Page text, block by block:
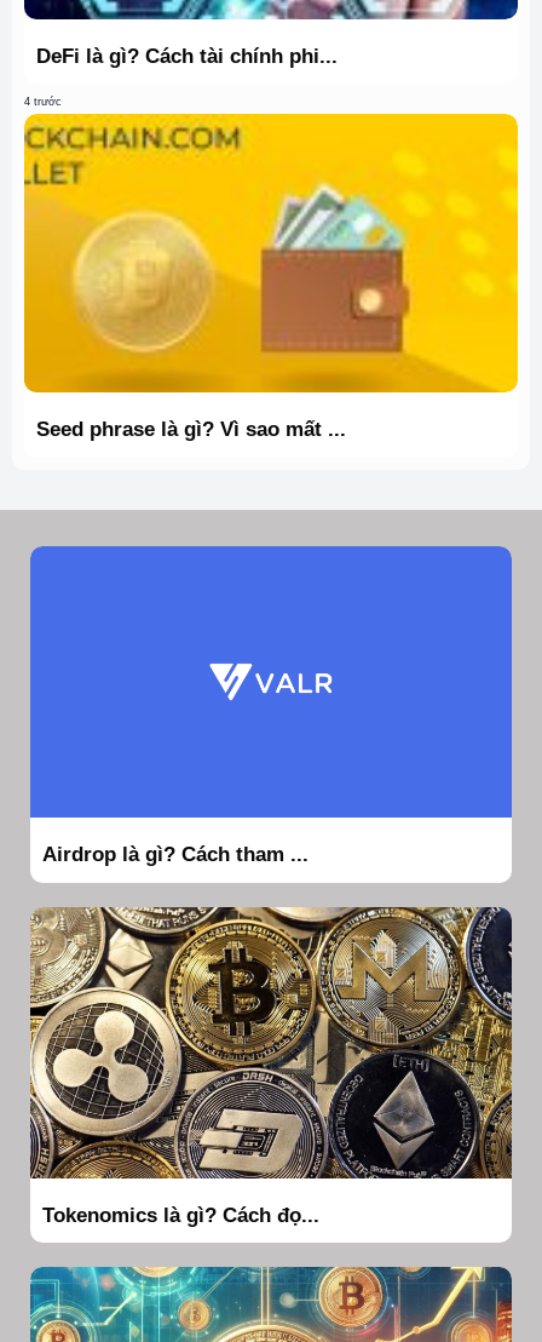
DeFi là gì? Cách tài chính phi...
4 trước
Seed phrase là gì? Vì sao mất ...
Airdrop là gì? Cách tham ...
Tokenomics là gì? Cách đọ...